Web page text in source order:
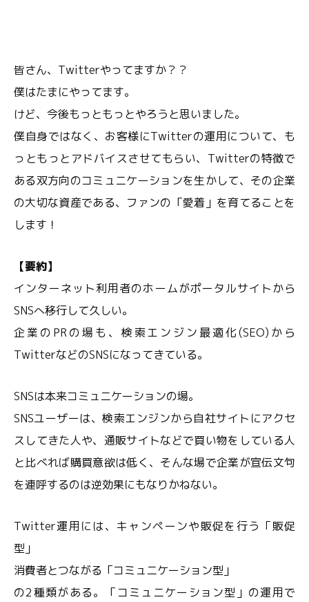
皆さん、Twitterやってますか？？
僕はたまにやってます。
けど、今後もっともっとやろうと思いました。
僕自身ではなく、お客様にTwitterの運用について、も
っともっとアドバイスさせてもらい、Twitterの特徴で
ある双方向のコミュニケーションを生かして、その企業
の大切な資産である、ファンの「愛着」を育てることを
します！
【要約】
インターネット利用者のホームがポータルサイトから
SNSへ移行して久しい。
企業のPRの場も、検索エンジン最適化(SEO)から
TwitterなどのSNSになってきている。
SNSは本来コミュニケーションの場。
SNSユーザーは、検索エンジンから自社サイトにアクセ
スしてきた人や、通販サイトなどで買い物をしている人
と比べれば購買意欲は低く、そんな場で企業が宣伝文句
を連呼するのは逆効果にもなりかねない。
Twitter運用には、キャンペーンや販促を行う「販促
型」
消費者とつながる「コミュニケーション型」
の2種類がある。「コミュニケーション型」の運用で